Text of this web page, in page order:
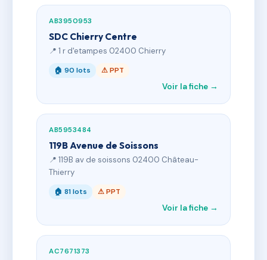
AB3950953
SDC Chierry Centre
📍 1 r d'etampes 02400 Chierry
🏠 90 lots ⚠ PPT
Voir la fiche →
AB5953484
119B Avenue de Soissons
📍 119B av de soissons 02400 Château-
Thierry
🏠 81 lots ⚠ PPT
Voir la fiche →
AC7671373